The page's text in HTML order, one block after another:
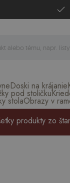
Doski na krájanie
pod stoličku
stolaObrazy v
produkty zo